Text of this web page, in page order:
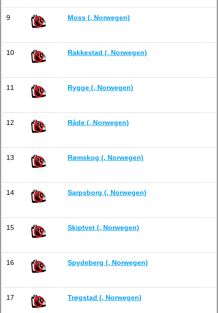
9 Moss (, Norwegen)
10 Rakkestad (, Norwegen)
11 Rygge (, Norwegen)
12 Råde (, Norwegen)
13 Rømskog (, Norwegen)
14 Sarpsborg (, Norwegen)
15 Skiptvet (, Norwegen)
16 Spydeberg (, Norwegen)
17 Trøgstad (, Norwegen)